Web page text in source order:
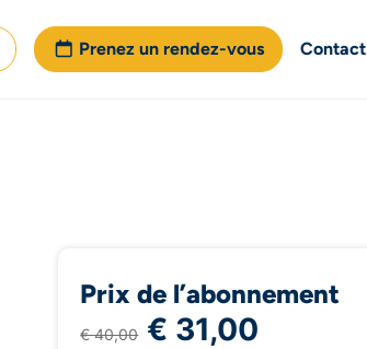
Prenez un rendez-vous Contact
Prix de l’abonnement
€ 40,00 € 31,00